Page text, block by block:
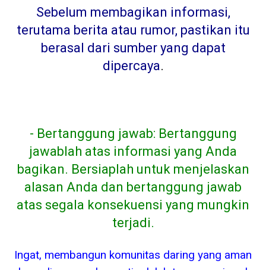
Sebelum membagikan informasi,
terutama berita atau rumor, pastikan itu
berasal dari sumber yang dapat
dipercaya.
- Bertanggung jawab: Bertanggung
jawablah atas informasi yang Anda
bagikan. Bersiaplah untuk menjelaskan
alasan Anda dan bertanggung jawab
atas segala konsekuensi yang mungkin
terjadi.
Ingat, membangun komunitas daring yang aman